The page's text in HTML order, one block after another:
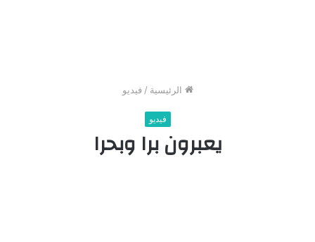
الرئيسية / فيديو
فيديو
يعبرون برا وبحرا